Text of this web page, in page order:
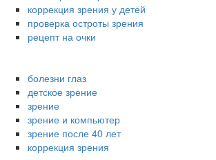
коррекция зрения у детей
проверка остроты зрения
рецепт на очки
болезни глаз
детское зрение
зрение
зрение и компьютер
зрение после 40 лет
коррекция зрения